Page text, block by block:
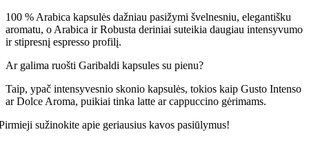
100 % Arabica kapsulės dažniau pasižymi švelnesniu, elegantišku
aromatu, o Arabica ir Robusta deriniai suteikia daugiau intensyvumo
ir stipresnį espresso profilį.
Ar galima ruošti Garibaldi kapsules su pienu?
Taip, ypač intensyvesnio skonio kapsulės, tokios kaip Gusto Intenso
ar Dolce Aroma, puikiai tinka latte ar cappuccino gėrimams.
sužinokite apie geriausius kavos pasiūlymus!